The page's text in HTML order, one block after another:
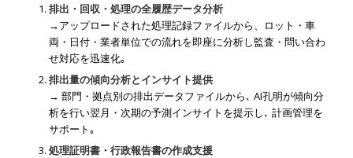
排出・回収・処理の全履歴データ分析
→アップロードされた処理記録ファイルから、ロット・車
両・日付・業者単位での流れを即座に分析し監査・問い合わ
せ対応を迅速化｡
排出量の傾向分析とインサイト提供
→ 部門・拠点別の排出データファイルから､ AI孔明が傾向分
析を行い翌月・次期の予測インサイトを提示し､ 計画管理を
サポート｡
処理証明書・行政報告書の作成支援